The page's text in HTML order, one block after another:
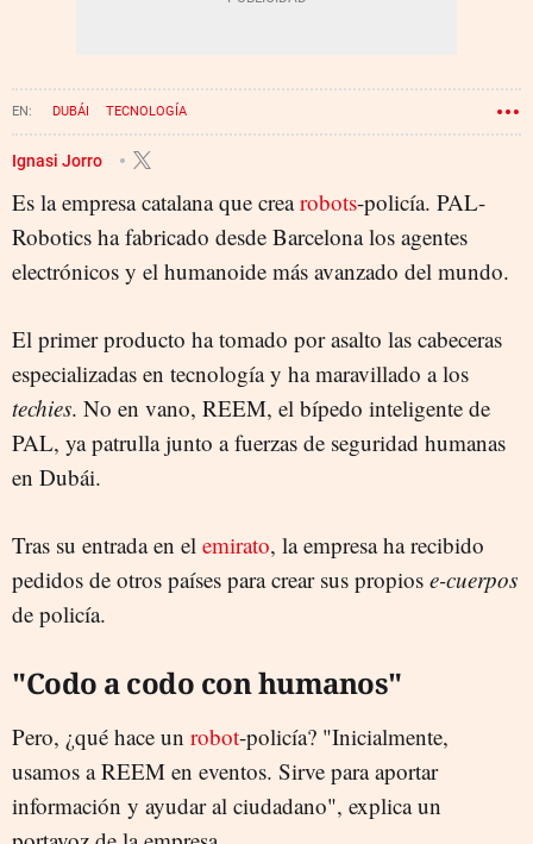
DUBÁI TECNOLOGÍA
FUERZAS Y CUERPOS DE SEGURIDAD DEL ESTADO
INVENTOS SEGURIDAD
Ignasi Jorro
Es la empresa catalana que crearobots-policía. PAL-
Robotics ha fabricado desde Barcelona los agentes
electrónicos y el humanoide más avanzado del mundo.
El primer producto ha tomado por asalto las cabeceras
especializadas en tecnología y ha maravillado a los
techies. No en vano, REEM, el bípedo inteligente de
PAL, ya patrulla junto a fuerzas de seguridad humanas
en Dubái.
Tras su entrada en el emirato, la empresa ha recibido
pedidos de otros países para crear sus propios e-cuerpos
de policía.
"Codo a codo con humanos"
Pero, ¿qué hace un robot-policía? "Inicialmente,
usamos a REEM en eventos. Sirve para aportar
información y ayudar al ciudadano", explica un